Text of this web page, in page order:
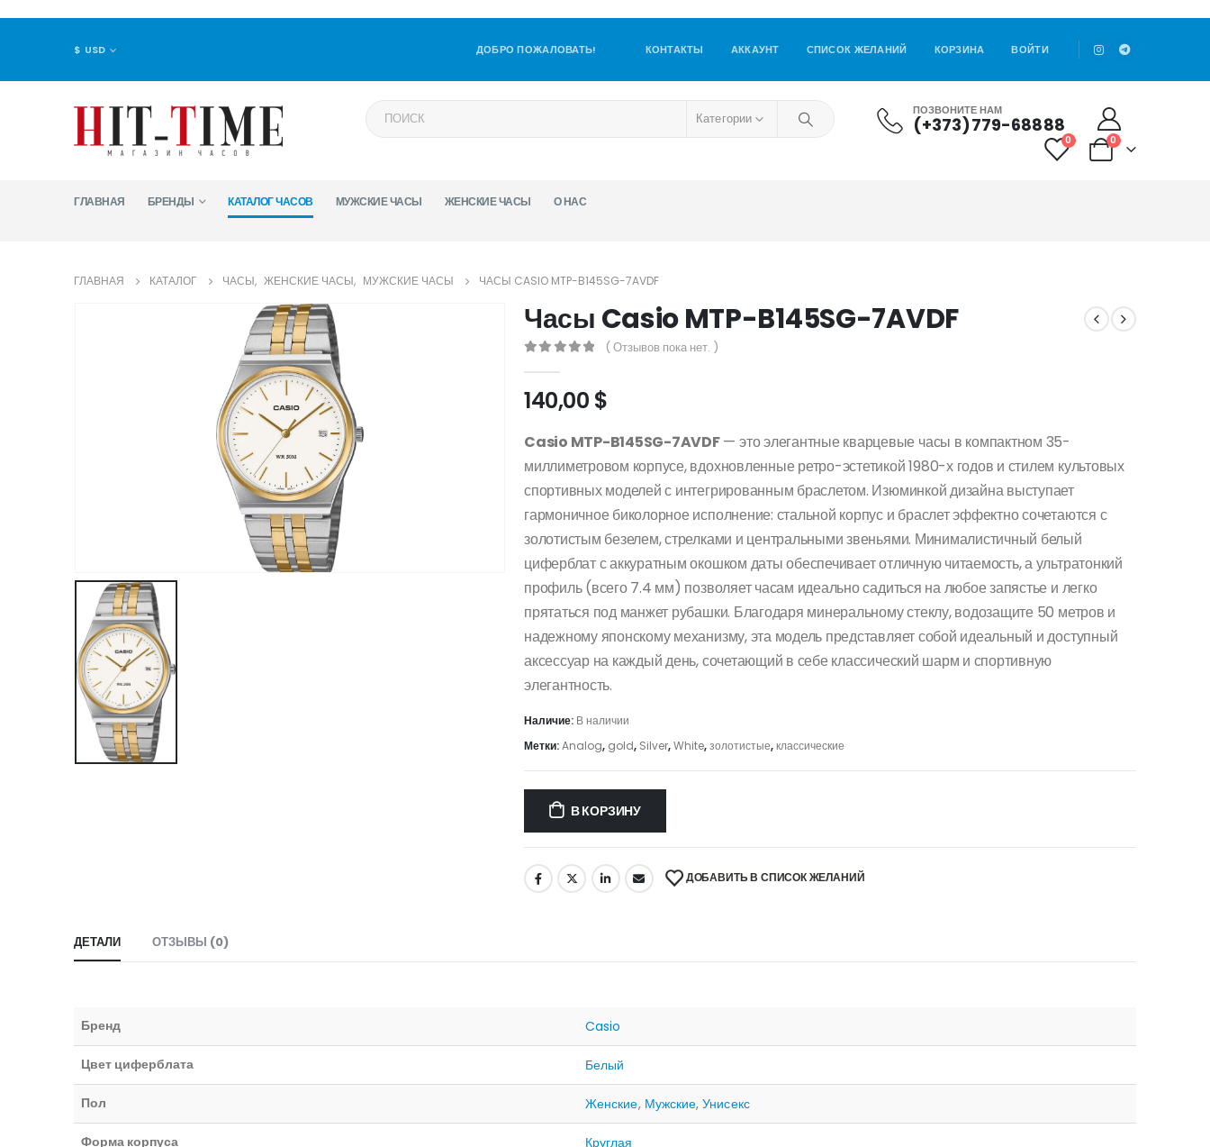
$ USD ДОБРО ПОЖАЛОВАТЬ! КОНТАКТЫ АККАУНТ СПИСОК ЖЕЛАНИЙ КОРЗИНА ВОЙТИ
Категории ПОЗВОНИТЕ НАМ
(+373)779-68888
0 0
ГЛАВНАЯ БРЕНДЫ КАТАЛОГ ЧАСОВ МУЖСКИЕ ЧАСЫ ЖЕНСКИЕ ЧАСЫ О НАС
ГЛАВНАЯ КАТАЛОГ ЧАСЫ, ЖЕНСКИЕ ЧАСЫ, МУЖСКИЕ ЧАСЫ ЧАСЫ CASIO MTP-B145SG-7AVDF
Часы Casio MTP-B145SG-7AVDF
( Отзывов пока нет. )
140,00 $
Casio MTP-B145SG-7AVDF— это элегантные кварцевые часы в компактном 35-
миллиметровом корпусе, вдохновленные ретро-эстетикой 1980-х годов и стилем культовых
спортивных моделей с интегрированным браслетом. Изюминкой дизайна выступает
гармоничное биколорное исполнение: стальной корпус и браслет эффектно сочетаются с
золотистым безелем, стрелками и центральными звеньями. Минималистичный белый
циферблат с аккуратным окошком даты обеспечивает отличную читаемость, а ультратонкий
профиль (всего 7.4 мм) позволяет часам идеально садиться на любое запястье и легко
прятаться под манжет рубашки. Благодаря минеральному стеклу, водозащите 50 метров и
надежному японскому механизму, эта модель представляет собой идеальный и доступный
аксессуар на каждый день, сочетающий в себе классический шарм и спортивную
элегантность.
Наличие: В наличии
Метки:Analog, gold, Silver,White,золотистые,классические
В КОРЗИНУ
ДОБАВИТЬ В СПИСОК ЖЕЛАНИЙ
ДЕТАЛИ ОТЗЫВЫ (0)
Бренд Casio
Цвет циферблата Белый
Пол Женские, Мужские,Унисекс
Форма корпуса Круглая